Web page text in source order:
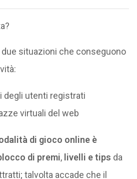
due situazioni che conseguono
degli utenti registrati
virtuali del web
di gioco online è
di premi, livelli e tips da
talvolta accade che il